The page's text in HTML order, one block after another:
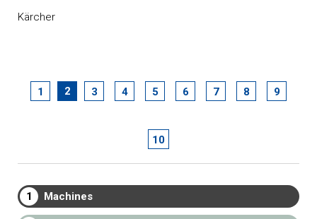
Kärcher
1 2 3 4 5 6 7 8 9
10
1 Machines